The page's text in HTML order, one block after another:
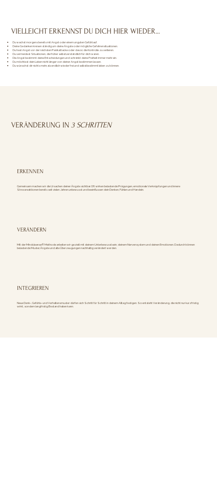
VIELLEICHT ERKENNST DU DICH HIER WIEDER...
Du wachst morgens bereits mit Angst oder einem unguten Gefühl auf.
Deine Gedanken kreisen ständig um deine Ängste oder mögliche Gefahrensituationen.
Du hast Angst vor der nächsten Panikattacke oder davor, die Kontrolle zu verlieren.
Du vermeidest Situationen, die früher selbstverständlich für dich waren.
Die Angst bestimmt deine Entscheidungen und schränkt deine Freiheit immer mehr ein.
Du möchtest dein Leben nicht länger von deiner Angst bestimmen lassen.
Du wünschst dir nichts mehr, als endlich wieder frei und selbstbestimmt leben zu können.
VERÄNDERUNG IN3 SCHRITTEN
ERKENNEN
Gemeinsam machen wir die Ursachen deiner Ängste sichtbar. Oft wirken belastende Prägungen, emotionale Verknüpfungen und innere
Stressreaktionen bereits seit vielen Jahren unbewusst und beeinflussen dein Denken, Fühlen und Handeln.
VERÄNDERN
Mit der Mindcleanse® Methode arbeiten wir gezielt mit deinem Unterbewusstsein, deinem Nervensystem und deinen Emotionen. Dadurch können
belastende Muster, Ängste und alte Überzeugungen nachhaltig verändert werden.
INTEGRIEREN
Neue Denk-, Gefühls- und Verhaltensmuster dürfen sich Schritt für Schritt in deinem Alltag festigen. So entsteht Veränderung, die nicht nur kurzfristig
wirkt, sondern langfristig Bestand haben kann.